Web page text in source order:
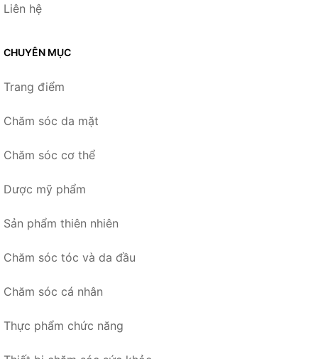
Liên hệ
CHUYÊN MỤC
Trang điểm
Chăm sóc da mặt
Chăm sóc cơ thể
Dược mỹ phẩm
Sản phẩm thiên nhiên
Chăm sóc tóc và da đầu
Chăm sóc cá nhân
Thực phẩm chức năng